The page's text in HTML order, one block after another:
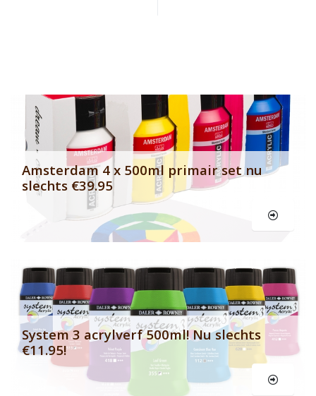
Banner row 2
Amsterdam 4 x 500ml primair set nu
slechts €39.95
System 3 acrylverf 500ml! Nu slechts
€11.95!